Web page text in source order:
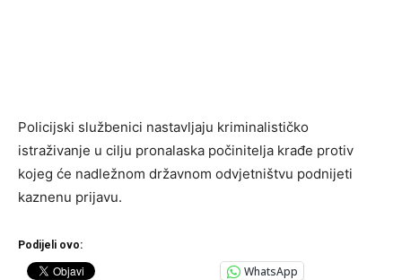
Policijski službenici nastavljaju kriminalističko
istraživanje u cilju pronalaska počinitelja krađe protiv
kojeg će nadležnom državnom odvjetništvu podnijeti
kaznenu prijavu.
Podijeli ovo:
WhatsApp